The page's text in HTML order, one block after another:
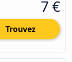
7 €
Trouvez